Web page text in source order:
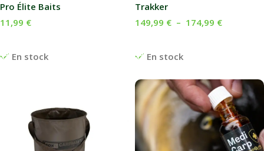
Pro Élite Baits
En stock
11,99 €
Trakker
En stock
149,99 € – 174,99 €